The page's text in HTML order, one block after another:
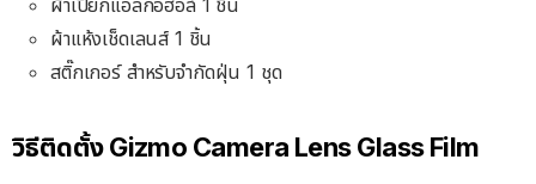
ผ้าเปียกแอลกอฮอล์ 1 ชิ้น
ผ้าแห้งเช็ดเลนส์ 1 ชิ้น
สติ๊กเกอร์ สำหรับจำกัดฝุ่น 1 ชุด
วิธีติดตั้ง Gizmo Camera Lens Glass Film